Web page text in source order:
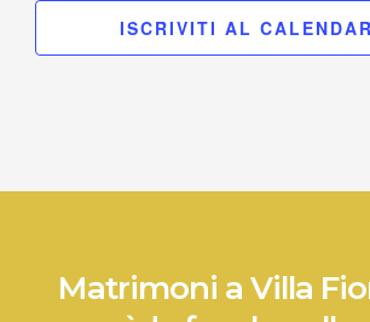
ISCRIVITI AL
Matrimoni a Villa